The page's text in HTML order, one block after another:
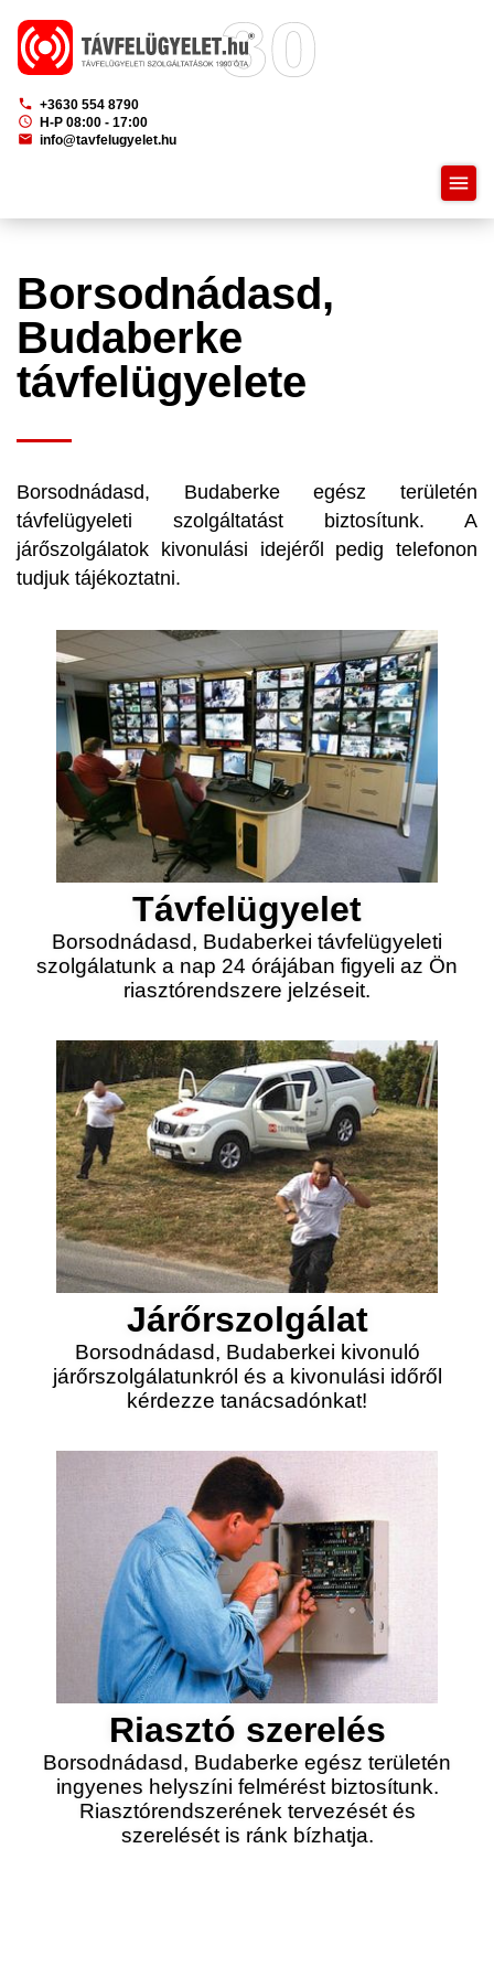
phone +3630 554 8790
schedule
H-P 08:00 - 17:00
mail info@tavfelugyelet.hu
menu
Borsodnádasd,
Budaberke
távfelügyelete
Borsodnádasd, Budaberke egész területén
távfelügyeleti szolgáltatást biztosítunk. A
járőszolgálatok kivonulási idejéről pedig telefonon
tudjuk tájékoztatni.
Távfelügyelet
Borsodnádasd, Budaberkei távfelügyeleti
szolgálatunk a nap 24 órájában figyeli az Ön
riasztórendszere jelzéseit.
Járőrszolgálat
Borsodnádasd, Budaberkei kivonuló
járőrszolgálatunkról és a kivonulási időről
kérdezze tanácsadónkat!
Riasztó szerelés
Borsodnádasd, Budaberke egész területén
ingyenes helyszíni felmérést biztosítunk.
Riasztórendszerének tervezését és
szerelését is ránk bízhatja.